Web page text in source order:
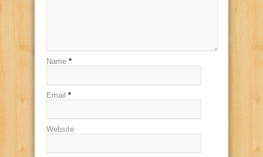
Name *
Email *
Website